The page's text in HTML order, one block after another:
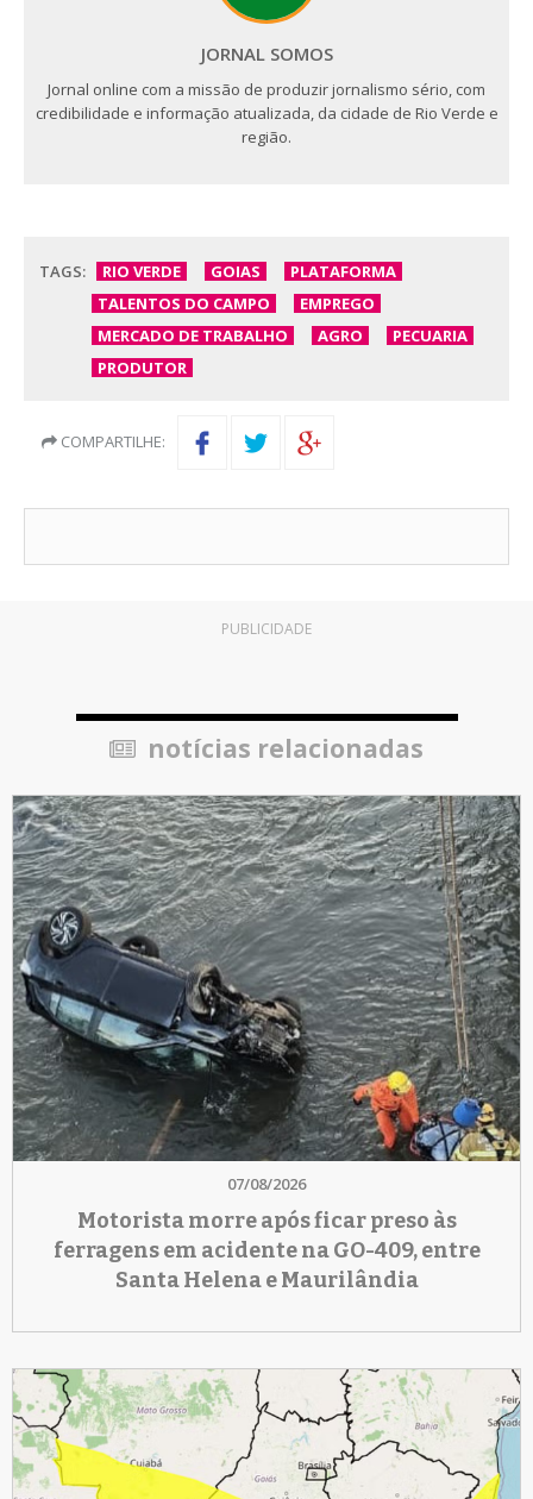
JORNAL SOMOS
Jornal online com a missão de produzir jornalismo sério, com
credibilidade e informação atualizada, da cidade de Rio Verde e
região.
TAGS: RIO VERDE GOIAS
PLATAFORMA
TALENTOS DO CAMPO
EMPREGO
MERCADO DE TRABALHO
AGRO
PECUARIA
PRODUTOR
COMPARTILHE:
PUBLICIDADE
notícias relacionadas
07/08/2026
Motorista morre após ficar preso às
ferragens em acidente na GO-409, entre
Santa Helena e Maurilândia